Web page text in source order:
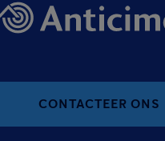
CONTACTEER ONS